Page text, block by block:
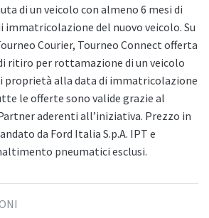
di un veicolo con almeno 6 mesi di
del nuovo veicolo. Su
Courier, Tourneo Connect offerta
ritiro per rottamazione di un veicolo
proprietà alla data di immatricolazione
le offerte sono valide grazie al
aderenti all’iniziativa. Prezzo in
da Ford Italia S.p.A. IPT e
pneumatici esclusi.